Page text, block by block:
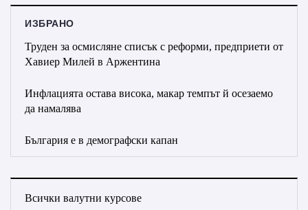
ИЗБРАНО
Труден за осмисляне списък с реформи, предприети от
Хавиер Милей в Аржентина
Инфлацията остава висока, макар темпът й осезаемо
да намалява
България е в демографски капан
Всички валутни курсове